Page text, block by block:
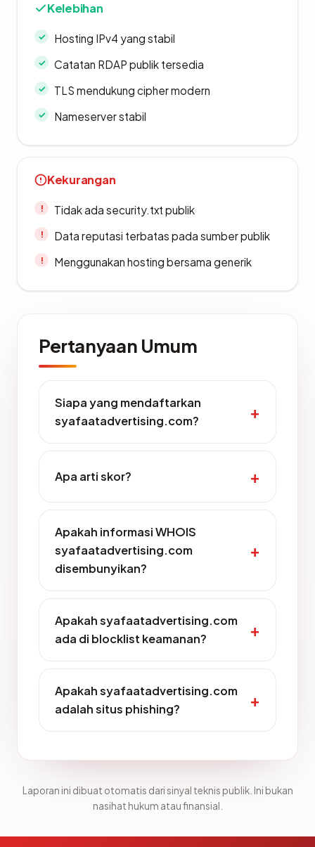
Kelebihan
Hosting IPv4 yang stabil
Catatan RDAP publik tersedia
TLS mendukung cipher modern
Nameserver stabil
Kekurangan
Tidak ada security.txt publik
Data reputasi terbatas pada sumber publik
Menggunakan hosting bersama generik
Pertanyaan Umum
Siapa yang mendaftarkan
syafaatadvertising.com?
Apa arti skor?
Apakah informasi WHOIS
syafaatadvertising.com
disembunyikan?
Apakah syafaatadvertising.com
ada di blocklist keamanan?
Apakah syafaatadvertising.com
adalah situs phishing?
Laporan ini dibuat otomatis dari sinyal teknis publik. Ini bukan
nasihat hukum atau finansial.